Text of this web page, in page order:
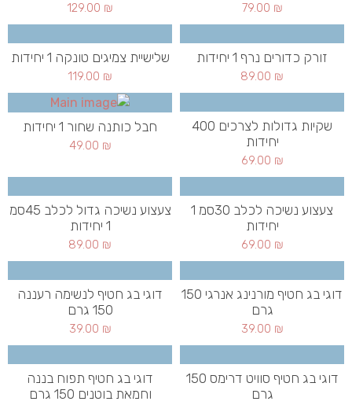
79.00 ₪
129.00 ₪
זורק כדורים נרף 1 יחידות
89.00 ₪
שלישיית צמיגים טונקה 1 יחידות
119.00 ₪
שקיות גדולות לצרכים 400
יחידות
69.00 ₪
חבל כותנה שחור 1 יחידות
49.00 ₪
צעצוע נשיכה לכלב 30סמ 1
יחידות
69.00 ₪
צעצוע נשיכה גדול לכלב 45סמ
1 יחידות
89.00 ₪
דוגי בג חטיף מורנינג אנרגי 150
גרם
39.00 ₪
דוגי בג חטיף לנשימה רעננה
150 גרם
39.00 ₪
דוגי בג חטיף סוויט דרימס 150
גרם
דוגי בג חטיף תפוח בננה
וחמאת בוטנים 150 גרם